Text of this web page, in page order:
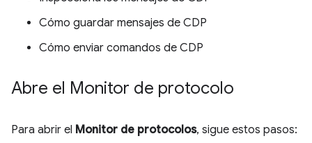
Cómo guardar mensajes de CDP
Cómo enviar comandos de CDP
Abre el Monitor de protocolo
Para abrir el Monitor de protocolos, sigue estos pasos: